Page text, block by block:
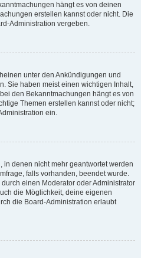
hängt es von deinen
erstellen kannst oder nicht. Die
Administration vergeben.
unter den Ankündigungen und
Sie haben meist einen wichtigen Inhalt,
den Bekanntmachungen hängt es von
Themen erstellen kannst oder nicht;
ein.
in denen nicht mehr geantwortet werden
falls vorhanden, beendet wurde.
einen Moderator oder Administrator
die Möglichkeit, deine eigenen
die Board-Administration erlaubt